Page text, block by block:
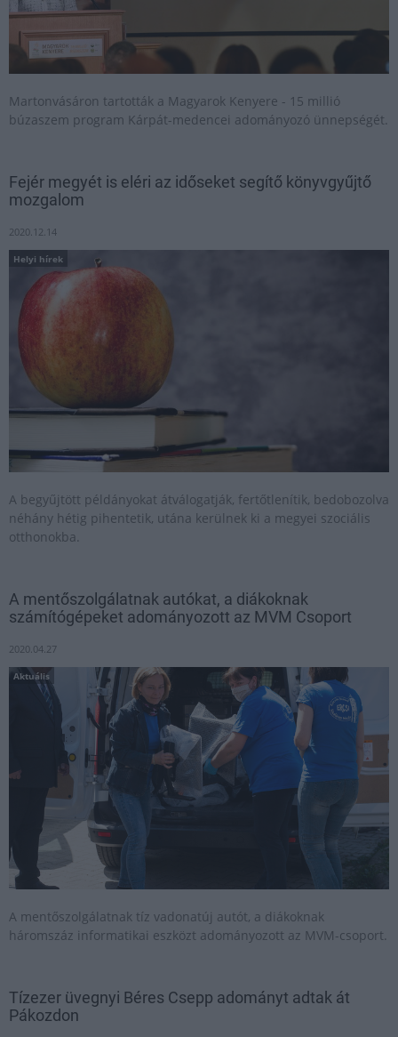
Martonvásáron tartották a Magyarok Kenyere - 15 millió
búzaszem program Kárpát-medencei adományozó ünnepségét.
Fejér megyét is eléri az időseket segítő könyvgyűjtő
mozgalom
2020.12.14
Helyi hírek
A begyűjtött példányokat átválogatják, fertőtlenítik, bedobozolva
néhány hétig pihentetik, utána kerülnek ki a megyei szociális
otthonokba.
A mentőszolgálatnak autókat, a diákoknak
számítógépeket adományozott az MVM Csoport
2020.04.27
Aktuális
A mentőszolgálatnak tíz vadonatúj autót, a diákoknak
háromszáz informatikai eszközt adományozott az MVM-csoport.
Tízezer üvegnyi Béres Csepp adományt adtak át
Pákozdon